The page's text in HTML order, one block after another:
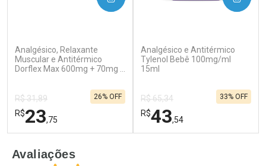
Ativar Desconto
Por R$ 25,27/cada
Comprar sem Desconto
Ativar Desconto
Por R$ 55,99/cada
Comprar sem Desconto
Analgésico, Relaxante
Muscular e Antitérmico
Dorflex Max 600mg + 70mg +
R$ 31,89
R$23,75
26% OFF
Analgésico e Antitérmico
Tylenol Bebê 100mg/ml
15ml
R$ 65,34
R$43,54
33% OFF
Avaliações